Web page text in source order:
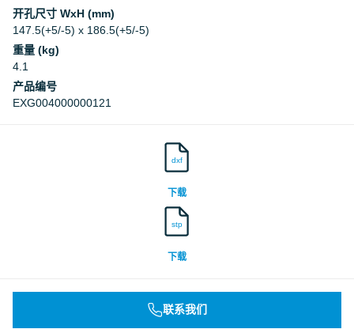
开孔尺寸 WxH (mm)
147.5(+5/-5) x 186.5(+5/-5)
重量 (kg)
4.1
产品编号
EXG004000000121
dxf
下载
stp
下载
联系我们